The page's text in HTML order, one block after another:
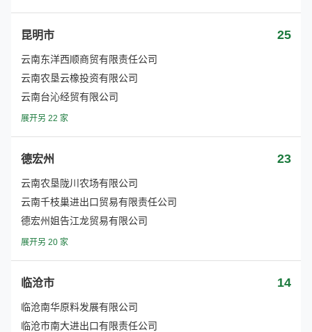
昆明市 25
云南东洋西顺商贸有限责任公司
云南农垦云橡投资有限公司
云南台沁经贸有限公司
展开另 22 家
德宏州 23
云南农垦陇川农场有限公司
云南千枝巢进出口贸易有限责任公司
德宏州姐告江龙贸易有限公司
展开另 20 家
临沧市 14
临沧南华原料发展有限公司
临沧市南大进出口有限责任公司